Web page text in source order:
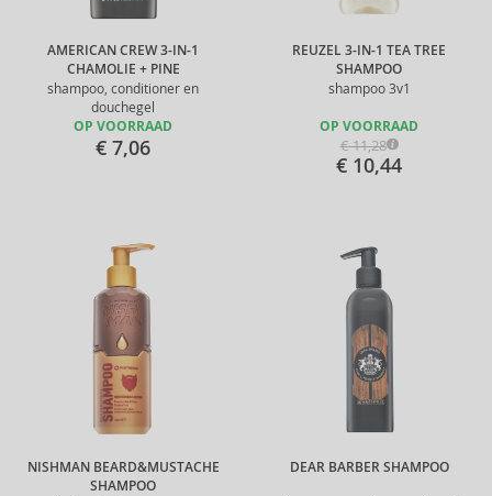
AMERICAN CREW 3-IN-1
CHAMOLIE + PINE
shampoo, conditioner en
douchegel
OP VOORRAAD
€ 7,06
REUZEL 3-IN-1 TEA TREE
SHAMPOO
shampoo 3v1
OP VOORRAAD
€ 11,28
€ 10,44
NISHMAN BEARD&MUSTACHE
SHAMPOO
DEAR BARBER SHAMPOO